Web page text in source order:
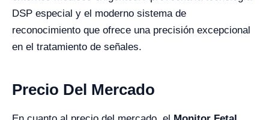
DSP especial y el moderno sistema de
reconocimiento que ofrece una precisión excepcional
en el tratamiento de señales.
Precio Del Mercado